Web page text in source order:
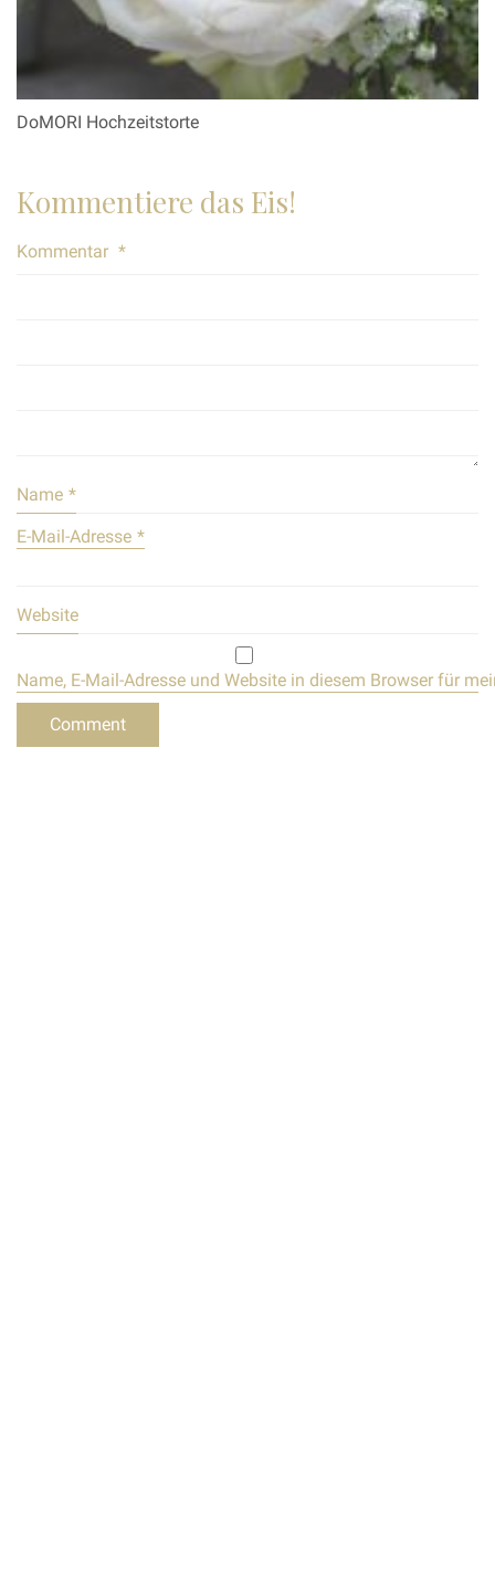
DoMORI Hochzeitstorte
Kommentiere das Eis!
Kommentar *
Name *
E-Mail-Adresse *
Website
Name, E-Mail-Adresse und Website in diesem Browser für